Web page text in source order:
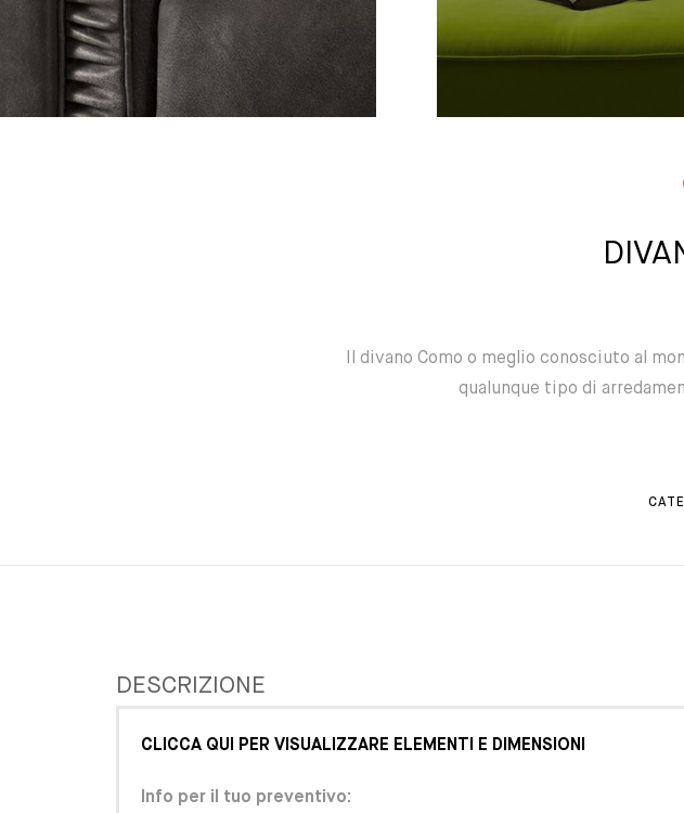
Il divano Como o meglio conosciuto al
qualunque tipo di
DESCRIZIONE
CLICCA QUI PER VISUALIZZARE ELEMENTI E DIMENSIONI
Info per il tuo preventivo: